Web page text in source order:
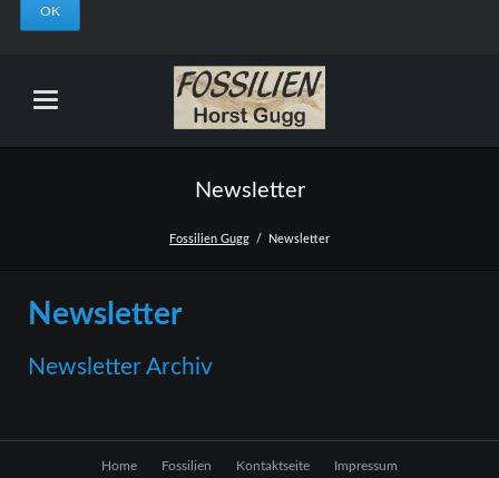
OK
Newsletter
Fossilien Gugg Newsletter
Newsletter
Newsletter Archiv
Home Fossilien Kontaktseite Impressum